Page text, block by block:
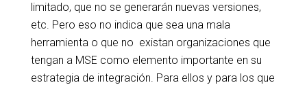
limitado, que no se generarán nuevas versiones,
etc. Pero eso no indica que sea una mala
herramienta o que no existan organizaciones que
tengan a MSE como elemento importante en su
estrategia de integración. Para ellos y para los que